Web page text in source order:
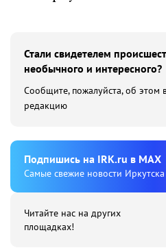
Стали свидетелем
необычного и интересного?
Сообщите, пожалуйста, об этом
редакцию
Подпишиcь на IRK.ru в MAX
Cамые свежие новости Иркутска
Читайте нас на других
площадках!